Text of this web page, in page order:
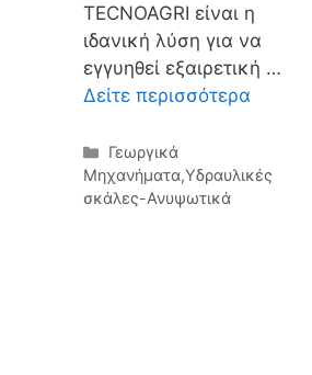
TECNOAGRI είναι η
ιδανική λύση για να
εγγυηθεί εξαιρετική …
Δείτε περισσότερα
Κατηγορίες
Γεωργικά
Μηχανήματα,Υδραυλικές
σκάλες-Ανυψωτικά